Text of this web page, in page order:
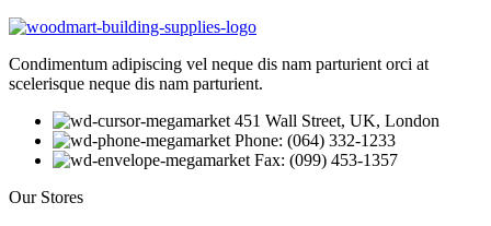
Condimentum adipiscing vel neque dis nam parturient orci at
scelerisque neque dis nam parturient.
451 Wall Street, UK, London
Phone: (064) 332-1233
Fax: (099) 453-1357
Our Stores